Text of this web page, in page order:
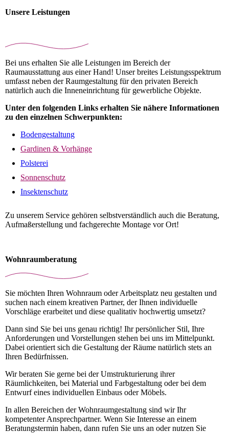
Unsere Leistungen
Bei uns erhalten Sie alle Leistungen im Bereich der
Raumausstattung aus einer Hand! Unser breites Leistungsspektrum
umfasst neben der Raumgestaltung für den privaten Bereich
natürlich auch die Inneneinrichtung für gewerbliche Objekte.
Unter den folgenden Links erhalten Sie nähere Informationen
zu den einzelnen Schwerpunkten:
Bodengestaltung
Gardinen & Vorhänge
Polsterei
Sonnenschutz
Insektenschutz
Zu unserem Service gehören selbstverständlich auch die Beratung,
Aufmaßerstellung und fachgerechte Montage vor Ort!
Wohnraumberatung
Sie möchten Ihren Wohnraum oder Arbeitsplatz neu gestalten und
suchen nach einem kreativen Partner, der Ihnen individuelle
Vorschläge erarbeitet und diese qualitativ hochwertig umsetzt?
Dann sind Sie bei uns genau richtig! Ihr persönlicher Stil, Ihre
Anforderungen und Vorstellungen stehen bei uns im Mittelpunkt.
Dabei orientiert sich die Gestaltung der Räume natürlich stets an
Ihren Bedürfnissen.
Wir beraten Sie gerne bei der Umstrukturierung ihrer
Räumlichkeiten, bei Material und Farbgestaltung oder bei dem
Entwurf eines individuellen Einbaus oder Möbels.
In allen Bereichen der Wohnraumgestaltung sind wir Ihr
kompetenter Ansprechpartner. Wenn Sie Interesse an einem
Beratungstermin haben, dann rufen Sie uns an oder nutzen Sie